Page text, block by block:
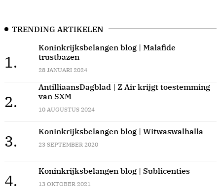
TRENDING ARTIKELEN
1.
Koninkrijksbelangen blog | Malafide
trustbazen
28 JANUARI 2024
2.
AntilliaansDagblad | Z Air krijgt toestemming
van SXM
10 AUGUSTUS 2024
3.
Koninkrijksbelangen blog | Witwaswalhalla
23 SEPTEMBER 2020
4.
Koninkrijksbelangen blog | Sublicenties
13 OKTOBER 2021